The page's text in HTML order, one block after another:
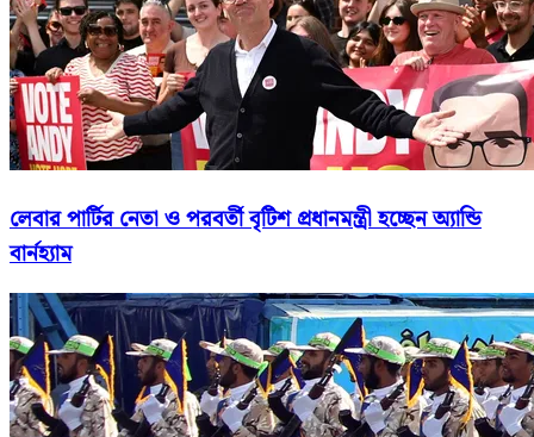
লেবার পার্টির নেতা ও পরবর্তী বৃটিশ প্রধানমন্ত্রী হচ্ছেন অ্যান্ডি
বার্নহ্যাম